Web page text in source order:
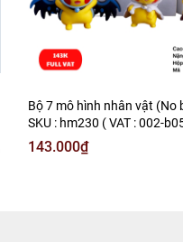
Bộ 7 mô hình nhân vật (No
SKU : hm230 ( VAT : 002-
N2-B1-S3
143.000₫